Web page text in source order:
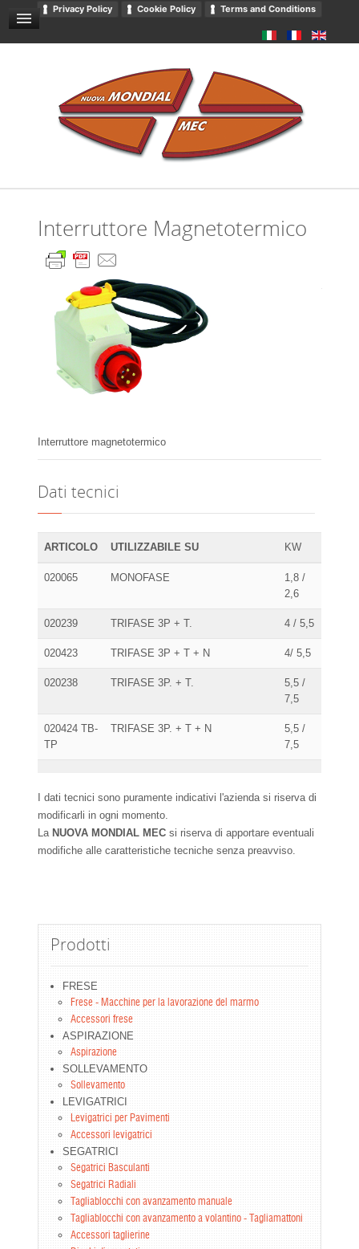
Privacy Policy Cookie Policy Terms and Conditions
DOWNLOADS
CATALOGO
Interruttore Magnetotermico
Interruttore magnetotermico
Dati tecnici
ARTICOLO UTILIZZABILE SU KW
020065 MONOFASE
1,8 /
2,6
020239 TRIFASE 3P + T. 4 / 5,5
020423 TRIFASE 3P + T + N 4/ 5,5
020238 TRIFASE 3P. + T.
5,5 /
7,5
020424 TB-
TP
TRIFASE 3P. + T + N
5,5 /
7,5
I dati tecnici sono puramente indicativi l'azienda si riserva di
modificarli in ogni momento.
La NUOVA MONDIAL MECsi riserva di apportare eventuali
modifiche alle caratteristiche tecniche senza preavviso.
Prodotti
FRESE
Frese - Macchine per la lavorazione del marmo
Accessori frese
ASPIRAZIONE
Aspirazione
SOLLEVAMENTO
Sollevamento
LEVIGATRICI
Levigatrici per Pavimenti
Accessori levigatrici
SEGATRICI
Segatrici Basculanti
Segatrici Radiali
Tagliablocchi con avanzamento manuale
Tagliablocchi con avanzamento a volantino - Tagliamattoni
Accessori taglierine